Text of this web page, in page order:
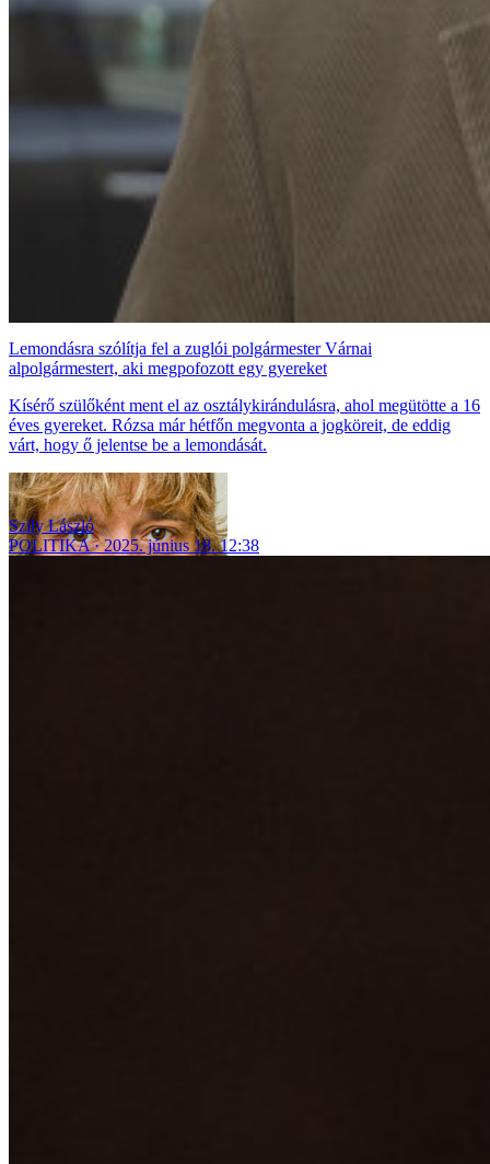
Lemondásra szólítja fel a zuglói polgármester Várnai
alpolgármestert, aki megpofozott egy gyereket
Kísérő szülőként ment el az osztálykirándulásra, ahol megütötte a 16
éves gyereket. Rózsa már hétfőn megvonta a jogköreit, de eddig
várt, hogy ő jelentse be a lemondását.
Szily László
POLITIKA
2025. június 18. 12:38